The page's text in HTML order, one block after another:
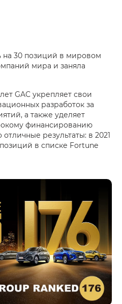
на 30 позиций в мировом
мира и заняла
GAC укрепляет свои
разработок за
а также уделяет
финансированию
результаты: в 2021
в списке Fortune